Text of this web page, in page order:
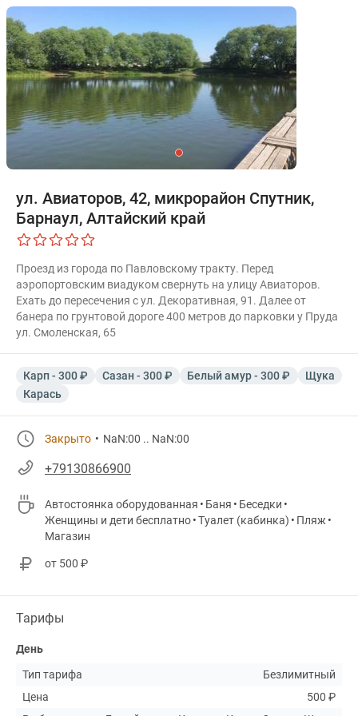
ул. Авиаторов, 42, микрорайон Спутник,
Барнаул, Алтайский край
Проезд из города по Павловскому тракту. Перед
аэропортовским виадуком свернуть на улицу Авиаторов.
Ехать до пересечения с ул. Декоративная, 91. Далее от
банера по грунтовой дороге 400 метров до парковки у Пруда
ул. Смоленская, 65
Карп - 300 ₽ Сазан - 300 ₽ Белый амур - 300 ₽
Щука
Карась
Закрыто NaN:00 .. NaN:00
+79130866900
Автостоянка оборудованная Баня
Беседки
Женщины и дети бесплатно Туалет (кабинка)
Пляж
Магазин
от 500 ₽
Тарифы
День
Тип тарифа
Безлимитный
Цена
500 ₽